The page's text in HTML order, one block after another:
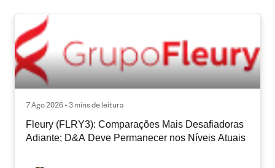
7 Ago 2026 • 3 mins de leitura
Fleury (FLRY3): Comparações Mais Desafiadoras
Adiante; D&A Deve Permanecer nos Níveis Atuais